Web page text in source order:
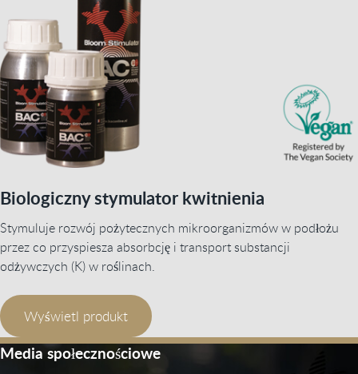
Biologiczny stymulator kwitnienia
Stymuluje rozwój pożytecznych mikroorganizmów w podłożu
przez co przyspiesza absorbcję i transport substancji
odżywczych (K) w roślinach.
Wyświetl produkt
Media społecznościowe